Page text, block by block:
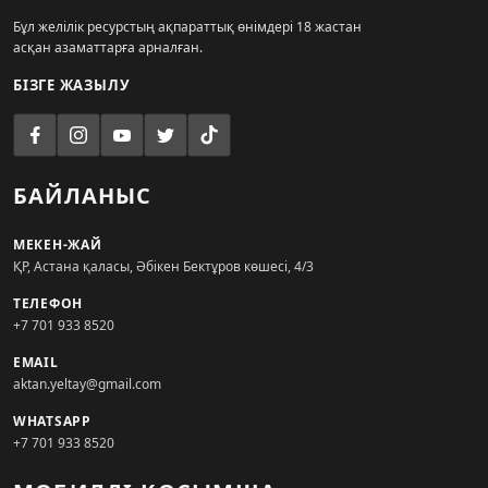
Бұл желілік ресурстың ақпараттық өнімдері 18 жастан
асқан азаматтарға арналған.
БІЗГЕ ЖАЗЫЛУ
БАЙЛАНЫС
МЕКЕН-ЖАЙ
ҚР, Астана қаласы, Әбікен Бектұров көшесі, 4/3
ТЕЛЕФОН
+7 701 933 8520
EMAIL
aktan.yeltay@gmail.com
WHATSAPP
+7 701 933 8520